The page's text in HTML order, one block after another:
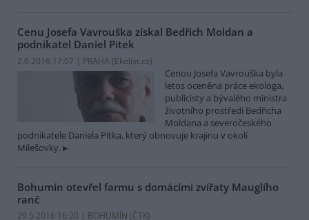
Cenu Josefa Vavrouška získal Bedřich Moldan a
podnikatel Daniel Pitek
2.6.2016 17:07 | PRAHA (Ekolist.cz)
Cenou Josefa Vavrouška byla
letos oceněna práce ekologa,
publicisty a bývalého ministra
životního prostředí Bedřicha
Moldana a severočeského
podnikatele Daniela Pitka, který obnovuje krajinu v okolí
Milešovky.
Bohumín otevřel farmu s domácími zvířaty Mauglího
ranč
29.5.2016 16:20 | BOHUMÍN (ČTK)